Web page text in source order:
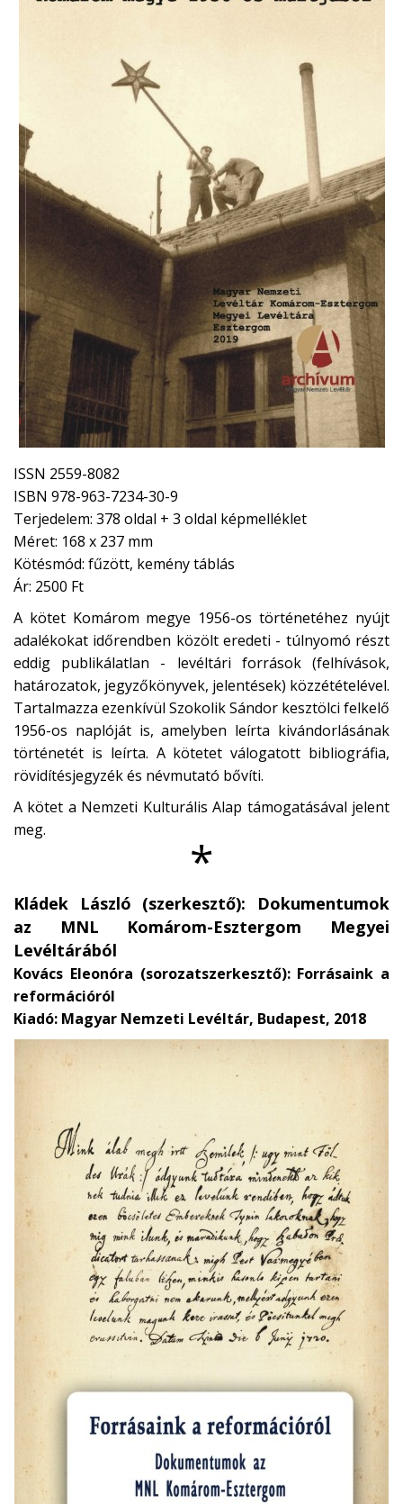
ISSN 2559-8082
ISBN 978-963-7234-30-9
Terjedelem: 378 oldal + 3 oldal képmelléklet
Méret: 168 x 237 mm
Kötésmód: fűzött, kemény táblás
Ár: 2500 Ft
A kötet Komárom megye 1956-os történetéhez nyújt
adalékokat időrendben közölt eredeti - túlnyomó részt
eddig publikálatlan - levéltári források (felhívások,
határozatok, jegyzőkönyvek, jelentések) közzétételével.
Tartalmazza ezenkívül Szokolik Sándor kesztölci felkelő
1956-os naplóját is, amelyben leírta kivándorlásának
történetét is leírta. A kötetet válogatott bibliográfia,
rövidítésjegyzék és névmutató bővíti.
A kötet a Nemzeti Kulturális Alap támogatásával jelent
meg.
*
Kládek László (szerkesztő): Dokumentumok
az MNL Komárom-Esztergom Megyei
Levéltárából
Kovács Eleonóra (sorozatszerkesztő): Forrásaink a
reformációról
Kiadó: Magyar Nemzeti Levéltár, Budapest, 2018